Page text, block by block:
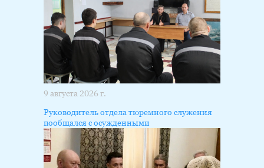
9 августа 2026 г.
Руководитель отдела тюремного служения
пообщался с осужденными